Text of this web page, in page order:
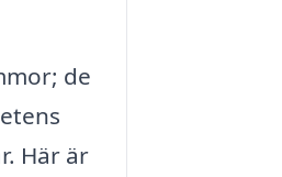
de
Här är